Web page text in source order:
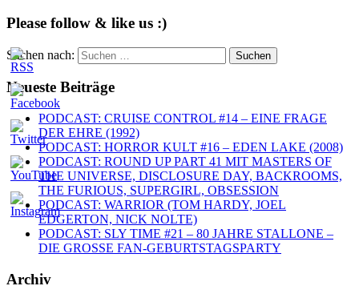
Please follow & like us :)
Suchen nach:
Neueste Beiträge
PODCAST: CRUISE CONTROL #14 – EINE FRAGE
DER EHRE (1992)
PODCAST: HORROR KULT #16 – EDEN LAKE (2008)
PODCAST: ROUND UP PART 41 MIT MASTERS OF
THE UNIVERSE, DISCLOSURE DAY, BACKROOMS,
THE FURIOUS, SUPERGIRL, OBSESSION
PODCAST: WARRIOR (TOM HARDY, JOEL
EDGERTON, NICK NOLTE)
PODCAST: SLY TIME #21 – 80 JAHRE STALLONE –
DIE GROSSE FAN-GEBURTSTAGSPARTY
Archiv